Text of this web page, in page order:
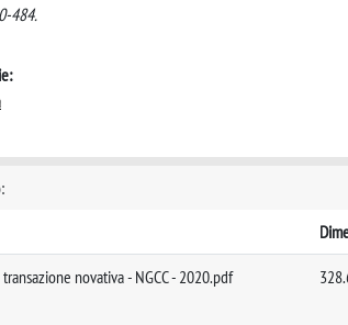
484.
novativa - NGCC - 2020.pdf